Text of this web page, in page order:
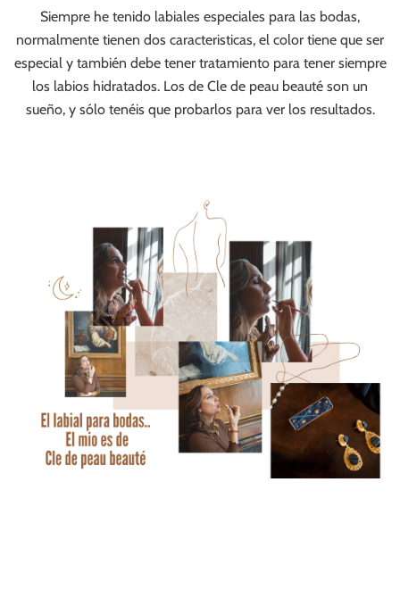
Siempre he tenido labiales especiales para las bodas,
normalmente tienen dos caracteristicas, el color tiene que ser
especial y también debe tener tratamiento para tener siempre
los labios hidratados. Los de Cle de peau beauté son un
sueño, y sólo tenéis que probarlos para ver los resultados.